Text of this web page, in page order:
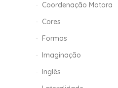
Coordenação Motora
Cores
Formas
Imaginação
Inglês